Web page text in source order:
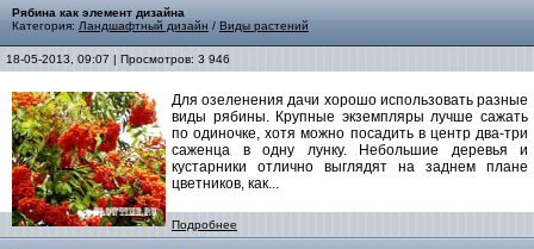
Рябина как элемент дизайна
Категория: Ландшафтный дизайн / Виды растений
18-05-2013, 09:07 | Просмотров: 3 946
Для озеленения дачи хорошо использовать разные
виды рябины.Крупные экземпляры лучше сажать
по одиночке, хотя можно посадить в центр два-три
саженца в одну лунку. Небольшие деревья и
кустарники отлично выглядят на заднем плане
цветников, как...
Подробнее